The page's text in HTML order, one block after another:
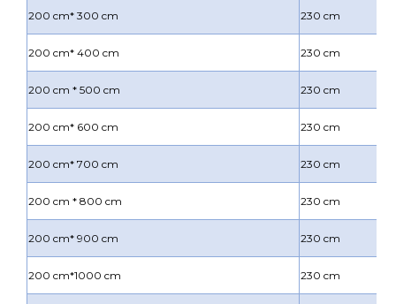
200 cm* 300 cm 230 cm
200 cm* 400 cm 230 cm
200 cm * 500 cm 230 cm
200 cm* 600 cm 230 cm
200 cm* 700 cm 230 cm
200 cm * 800 cm 230 cm
200 cm* 900 cm 230 cm
200 cm*1000 cm 230 cm